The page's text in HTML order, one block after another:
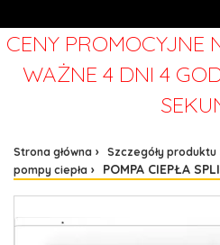
CENY PROMOCYJNE
WAŻNE 4 DNI 4
Strona główna Szczegóły produktu
pompy ciepła
POMPA CIEPŁA